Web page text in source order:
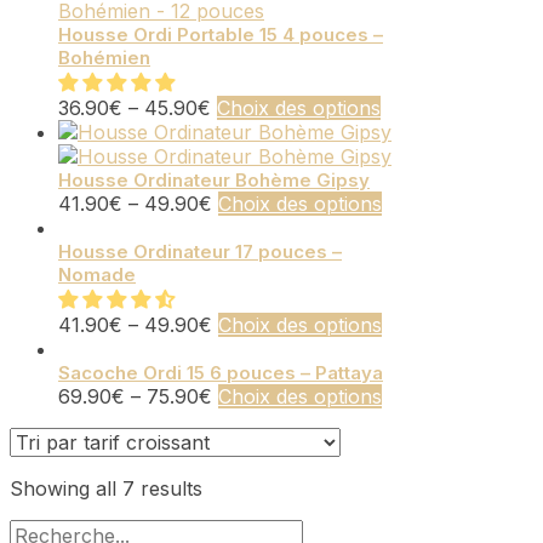
du
Les
être
choisies
sur
page
Housse Ordi Portable 15 4 pouces –
Bohémien
36.90€ – 45.90€ Choix des options
produit
a
variations.
choisies
la
page
Housse Ordinateur Bohème Gipsy
41.90€ – 49.90€ Choix des options
peuvent
Housse Ordinateur 17 pouces –
Nomade
41.90€ – 49.90€ Choix des options
a
Sacoche Ordi 15 6 pouces – Pattaya
69.90€ – 75.90€ Choix des options
Showing all 7 results
Rechercher :